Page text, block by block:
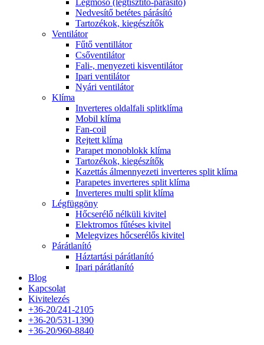
Légmosó (légtisztító-párásító)
Nedvesítő betétes párásító
Tartozékok, kiegészítők
Ventilátor
Fűtő ventillátor
Csőventilátor
Fali-, menyezeti kisventilátor
Ipari ventilátor
Nyári ventilátor
Klíma
Inverteres oldalfali splitklíma
Mobil klíma
Fan-coil
Rejtett klíma
Parapet monoblokk klíma
Tartozékok, kiegészítők
Kazettás álmennyezeti inverteres split klíma
Parapetes inverteres split klíma
Inverteres multi split klíma
Légfüggöny
Hőcserélő nélküli kivitel
Elektromos fűtéses kivitel
Melegvizes hőcserélős kivitel
Párátlanító
Háztartási párátlanító
Ipari párátlanító
Blog
Kapcsolat
Kivitelezés
+36-20/241-2105
+36-20/531-1390
+36-20/960-8840